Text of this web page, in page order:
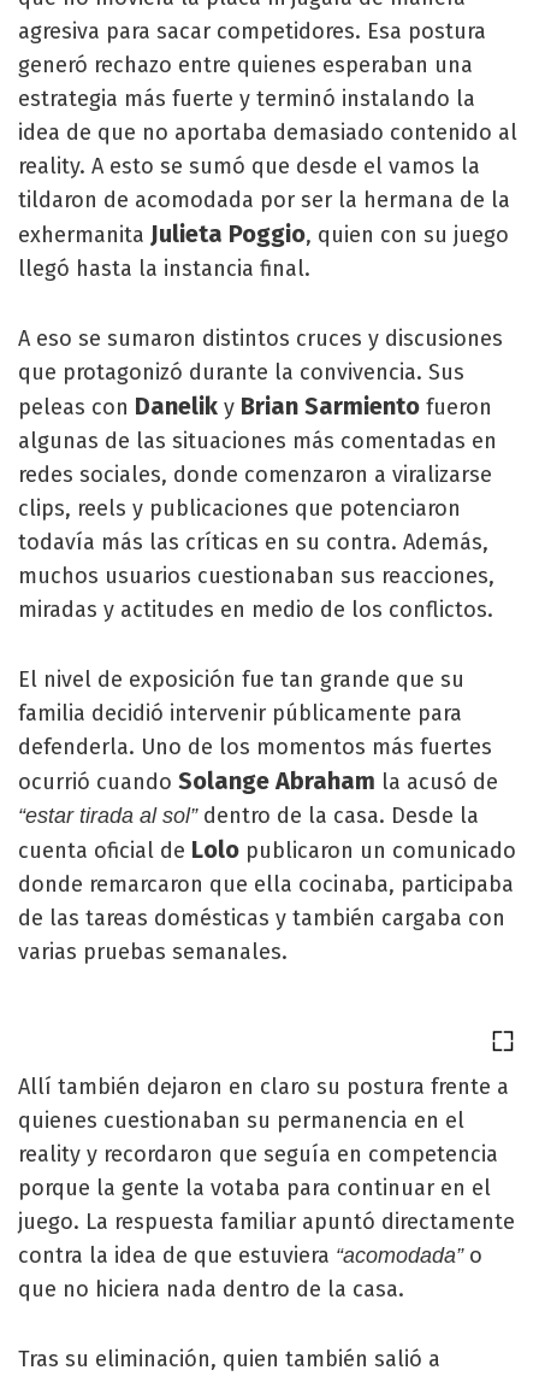
agresiva para sacar competidores. Esa postura
generó rechazo entre quienes esperaban una
estrategia más fuerte y terminó instalando la
idea de que no aportaba demasiado contenido al
reality. A esto se sumó que desde el vamos la
tildaron de acomodada por ser la hermana de la
exhermanita Julieta Poggio, quien con su juego
llegó hasta la instancia final.
A eso se sumaron distintos cruces y discusiones
que protagonizó durante la convivencia. Sus
peleas con Danelik y Brian Sarmiento fueron
algunas de las situaciones más comentadas en
redes sociales, donde comenzaron a viralizarse
clips, reels y publicaciones que potenciaron
todavía más las críticas en su contra. Además,
muchos usuarios cuestionaban sus reacciones,
miradas y actitudes en medio de los conflictos.
El nivel de exposición fue tan grande que su
familia decidió intervenir públicamente para
defenderla. Uno de los momentos más fuertes
ocurrió cuando Solange Abraham la acusó de
“estar tirada al sol”dentro de la casa. Desde la
cuenta oficial de Lolo publicaron un comunicado
donde remarcaron que ella cocinaba, participaba
de las tareas domésticas y también cargaba con
varias pruebas semanales.
Allí también dejaron en claro su postura frente a
quienes cuestionaban su permanencia en el
reality y recordaron que seguía en competencia
porque la gente la votaba para continuar en el
juego. La respuesta familiar apuntó directamente
contra la idea de que estuviera “acomodada”o
que no hiciera nada dentro de la casa.
Tras su eliminación, quien también salió a